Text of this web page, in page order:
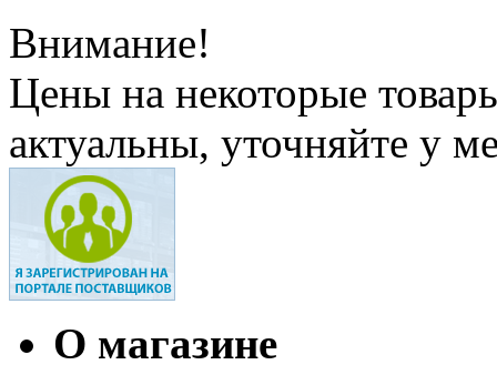
Внимание!
Цены на некоторые
актуальны, уточняйте у
О магазине